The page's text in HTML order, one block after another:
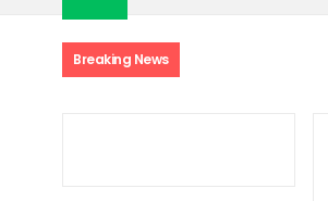
Breaking News